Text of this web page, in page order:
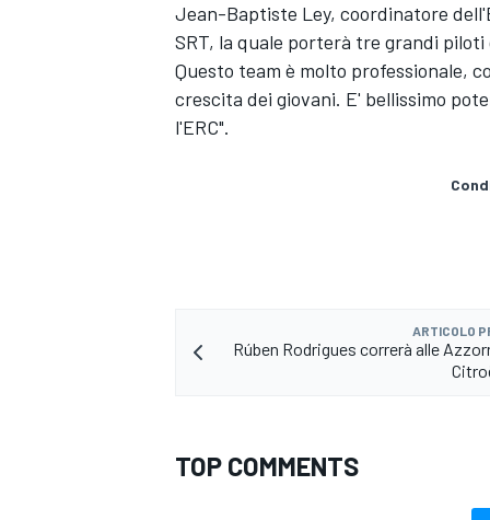
Jean-Baptiste Ley, coordinatore
SRT, la quale porterà tre grandi piloti
Questo team è molto professionale,
crescita dei giovani. E' bellissimo
l'ERC".
ARTICOLO
Rúben Rodrigues correrà alle
TOP COMMENTS